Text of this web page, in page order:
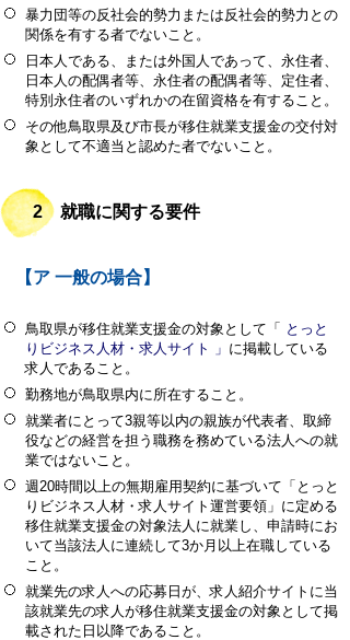
暴力団等の反社会的勢力または反社会的勢力との
関係を有する者でないこと。
日本人である、または外国人であって、永住者、
日本人の配偶者等、永住者の配偶者等、定住者、
特別永住者のいずれかの在留資格を有すること。
その他鳥取県及び市長が移住就業支援金の交付対
象として不適当と認めた者でないこと。
2 就職に関する要件
【ア 一般の場合】
鳥取県が移住就業支援金の対象として「
とっと
りビジネス人材・求人サイト
」 に掲載している
求人であること。
勤務地が鳥取県内に所在すること。
就業者にとって3親等以内の親族が代表者、取締
役などの経営を担う職務を務めている法人への就
業ではないこと。
週20時間以上の無期雇用契約に基づいて「とっと
りビジネス人材・求人サイト運営要領」に定める
移住就業支援金の対象法人に就業し、申請時にお
いて当該法人に連続して3か月以上在職している
こと。
就業先の求人への応募日が、求人紹介サイトに当
該就業先の求人が移住就業支援金の対象として掲
載された日以降であること。